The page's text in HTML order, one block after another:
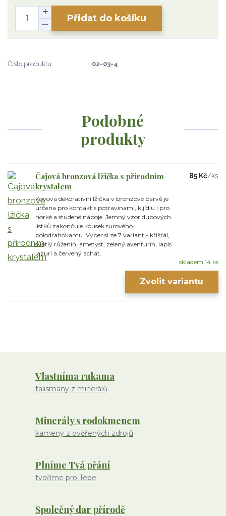
Přidat do košíku
Číslo produktu: 02-03-4
Podobné
produkty
Čajová bronzová lžička s přírodním
krystalem
Kovová dekorativní lžička v bronzové barvě je
určena pro kontakt s potravinami, k jídlu i pro
horké a studené nápoje. Jemný vzor dubových
lístků zakončuje kousek surového
polodrahokamu. Vyber si ze 7 variant - křišťál,
světlý růženín, ametyst, zelený aventurín, lapis
lazuri a červený achát.
85 Kč/ks
skladem 14 ks
Zvolit variantu
Vlastníma rukama
talismany z minerálů
Minerály s rodokmenem
kameny z ověřených zdrojů
Plníme Tvá přání
tvoříme pro Tebe
Společný dar přírodě